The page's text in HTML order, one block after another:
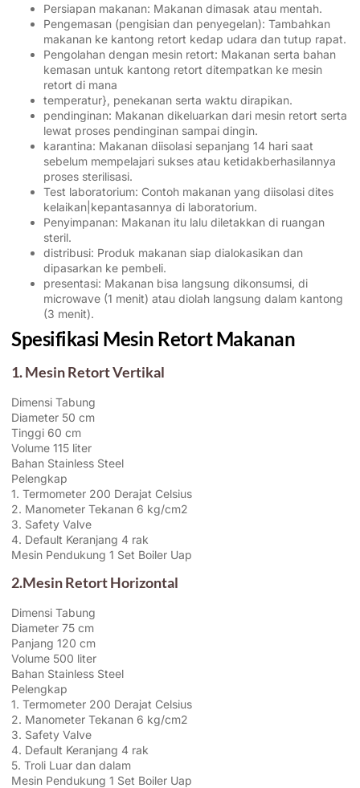
Persiapan makanan: Makanan dimasak atau mentah.
Pengemasan (pengisian dan penyegelan): Tambahkan
makanan ke kantong retort kedap udara dan tutup rapat.
Pengolahan dengan mesin retort: Makanan serta bahan
kemasan untuk kantong retort ditempatkan ke mesin
retort di mana
temperatur}, penekanan serta waktu dirapikan.
pendinginan: Makanan dikeluarkan dari mesin retort serta
lewat proses pendinginan sampai dingin.
karantina: Makanan diisolasi sepanjang 14 hari saat
sebelum mempelajari sukses atau ketidakberhasilannya
proses sterilisasi.
Test laboratorium: Contoh makanan yang diisolasi dites
kelaikan|kepantasannya di laboratorium.
Penyimpanan: Makanan itu lalu diletakkan di ruangan
steril.
distribusi: Produk makanan siap dialokasikan dan
dipasarkan ke pembeli.
presentasi: Makanan bisa langsung dikonsumsi, di
microwave (1 menit) atau diolah langsung dalam kantong
(3 menit).
Spesifikasi Mesin Retort Makanan
1. Mesin Retort Vertikal
Dimensi Tabung
Diameter 50 cm
Tinggi 60 cm
Volume 115 liter
Bahan Stainless Steel
Pelengkap
1. Termometer 200 Derajat Celsius
2. Manometer Tekanan 6 kg/cm2
3. Safety Valve
4. Default Keranjang 4 rak
Mesin Pendukung 1 Set Boiler Uap
2.Mesin Retort Horizontal
Dimensi Tabung
Diameter 75 cm
Panjang 120 cm
Volume 500 liter
Bahan Stainless Steel
Pelengkap
1. Termometer 200 Derajat Celsius
2. Manometer Tekanan 6 kg/cm2
3. Safety Valve
4. Default Keranjang 4 rak
5. Troli Luar dan dalam
Mesin Pendukung 1 Set Boiler Uap